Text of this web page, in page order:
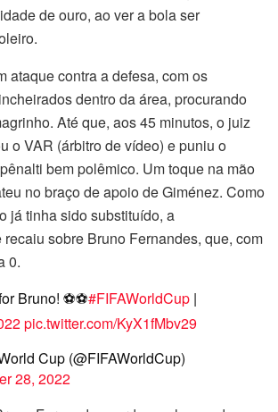
de ouro, ao ver a bola ser
ataque contra a defesa, com os
dentro da área, procurando
Até que, aos 45 minutos, o juiz
o VAR (árbitro de vídeo) e puniu o
bem polêmico. Um toque na mão
no braço de apoio de Giménez. Como
já tinha sido substituído, a
sobre Bruno Fernandes, que, com
0.
Bruno! ⚽⚽#FIFAWorldCup |
pic.twitter.com/KyX1fMbv29
Cup (@FIFAWorldCup)
28, 2022